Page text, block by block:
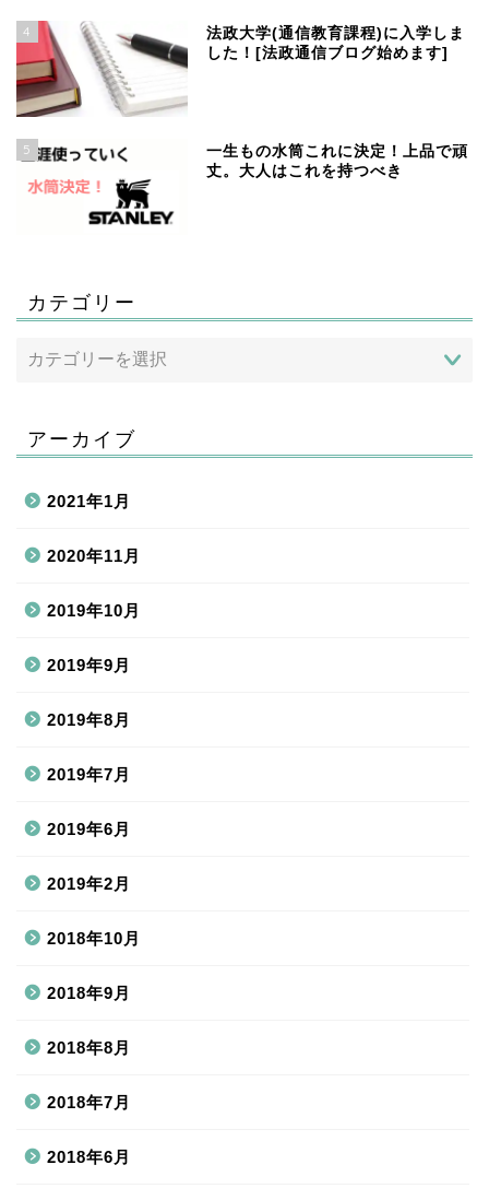
4
法政大学(通信教育課程)に入学しま
した！[法政通信ブログ始めます]
5
一生もの水筒これに決定！上品で頑
丈。大人はこれを持つべき
カテゴリー
アーカイブ
2021年1月
2020年11月
2019年10月
2019年9月
2019年8月
2019年7月
2019年6月
2019年2月
2018年10月
2018年9月
2018年8月
2018年7月
2018年6月